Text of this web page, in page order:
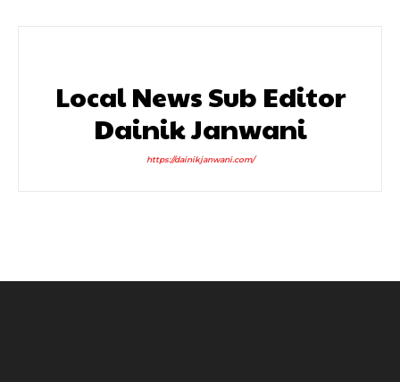
Local News Sub Editor
Dainik Janwani
https://dainikjanwani.com/